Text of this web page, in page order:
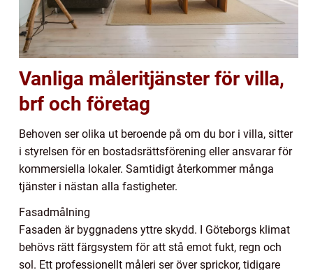
Vanliga måleritjänster för villa,
brf och företag
Behoven ser olika ut beroende på om du bor i villa, sitter
i styrelsen för en bostadsrättsförening eller ansvarar för
kommersiella lokaler. Samtidigt återkommer många
tjänster i nästan alla fastigheter.
Fasadmålning
Fasaden är byggnadens yttre skydd. I Göteborgs klimat
behövs rätt färgsystem för att stå emot fukt, regn och
sol. Ett professionellt måleri ser över sprickor, tidigare